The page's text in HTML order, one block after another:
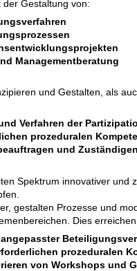
Gestaltung von:
Managementberatung
und Gestalten, als
Verfahren der
prozeduralen
und Zuständigen
Spektrum innovativer
gestalten Prozesse und
Dies
prozeduralen
von Workshops und